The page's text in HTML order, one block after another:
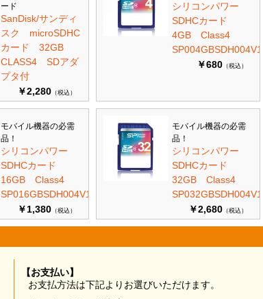
ード
SanDisk/サンディ
スク microSDHC
カード 32GB
CLASS4 SDアダ
プタ付
￥2,280 （税込）
シリコンパワー
SDHCカード
4GB Class4
SP004GBSDH004V10
￥680 （税込）
モバイル機器の必需
品！
シリコンパワー
SDHCカード
16GB Class4
SP016GBSDH004V10
￥1,380 （税込）
モバイル機器の必需
品！
シリコンパワー
SDHCカード
32GB Class4
SP032GBSDH004V10
￥2,680 （税込）
【お支払い】
お支払方法は下記よりお選びいただけます。